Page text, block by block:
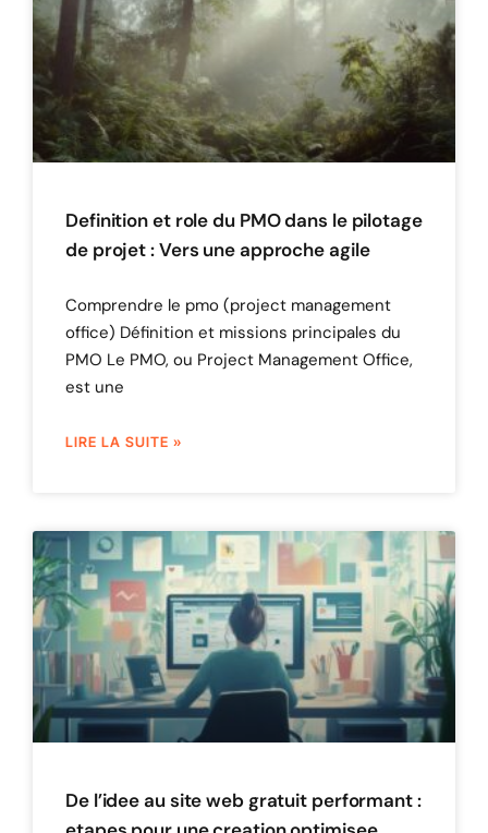
Definition et role du PMO dans le pilotage
de projet : Vers une approche agile
Comprendre le pmo (project management
office) Définition et missions principales du
PMO Le PMO, ou Project Management Office,
est une
LIRE LA SUITE »
De l’idee au site web gratuit performant :